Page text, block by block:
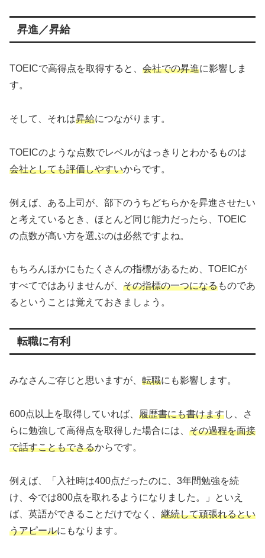
昇進／昇給
TOEICで高得点を取得すると、 会社での昇進に影響しま
す。
そして、それは昇給につながります。
TOEICのような点数でレベルがはっきりとわかるものは
会社としても評価しやすいからです。
例えば、ある上司が、部下のうちどちらかを昇進させたい
と考えているとき、ほとんど同じ能力だったら、TOEIC
の点数が高い方を選ぶのは必然ですよね。
もちろんほかにもたくさんの指標があるため、TOEICが
すべてではありませんが、 その指標の一つになるものであ
るということは覚えておきましょう。
転職に有利
みなさんご存じと思いますが、 転職にも影響します。
600点以上を取得していれば、 履歴書にも書けますし、さ
らに勉強して高得点を取得した場合には、 その過程を面接
で話すこともできるからです。
例えば、「入社時は400点だったのに、3年間勉強を続
け、今では800点を取れるようになりました。」といえ
ば、英語ができることだけでなく、 継続して頑張れるとい
うアピールにもなります。